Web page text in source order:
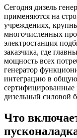
Сегодня дизель
применяются на
учреждениях,
многочисленных
электростанция
заказчика, где
мощность всех
генератор
интеграцию в
дизельный силовой
Что